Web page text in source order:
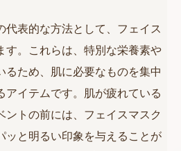
代表的な方法として、フェイス
す。これらは、特別な栄養素や
るため、肌に必要なものを集中
アイテムです。肌が疲れている
ントの前には、フェイスマスク
ッと明るい印象を与えることが